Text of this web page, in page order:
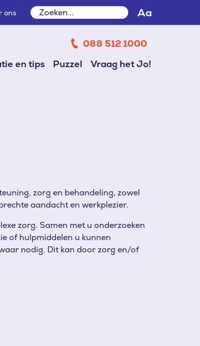
ons
Zoeken
Zoeken Aa
088 512 1000
en tips Puzzel Vraag het Jo!
zorg en behandeling, zowel
aandacht en werkplezier.
zorg. Samen met u onderzoeken
of hulpmiddelen u kunnen
nodig. Dit kan door zorg en/of